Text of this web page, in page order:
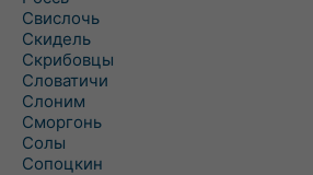
Свислочь
Скидель
Скрибовцы
Словатичи
Слоним
Сморгонь
Солы
Сопоцкин